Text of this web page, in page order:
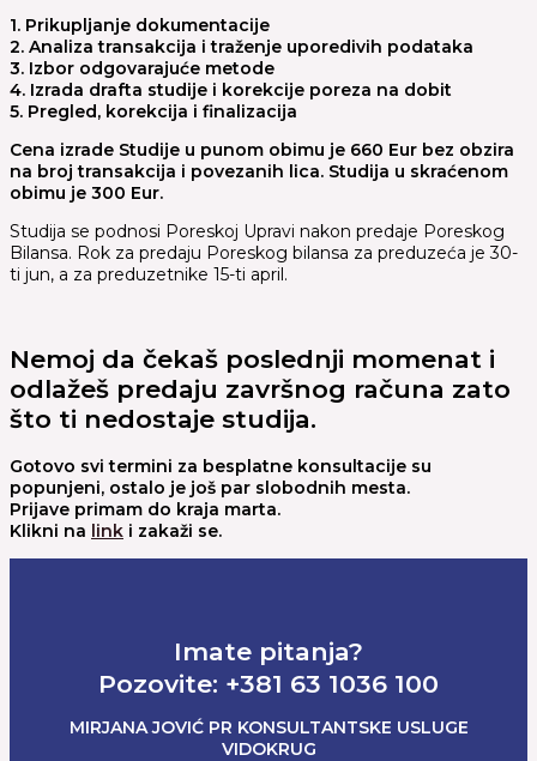
1. Prikupljanje dokumentacije
2. Analiza transakcija i traženje uporedivih podataka
3. Izbor odgovarajuće metode
4. Izrada drafta studije i korekcije poreza na dobit
5. Pregled, korekcija i finalizacija
Cena izrade Studije u punom obimu je 660 Eur bez obzira
na broj transakcija i povezanih lica. Studija u skraćenom
obimu je 300 Eur.
Studija se podnosi Poreskoj Upravi nakon predaje Poreskog
Bilansa. Rok za predaju Poreskog bilansa za preduzeća je 30-
ti jun, a za preduzetnike 15-ti april.
Nemoj da čekaš poslednji momenat i
odlažeš predaju završnog računa zato
što ti nedostaje studija.
Gotovo svi termini za besplatne konsultacije su
popunjeni, ostalo je još par slobodnih mesta.
Prijave primam do kraja marta.
Klikni na link i zakaži se.
Imate pitanja?
Pozovite: +381 63 1036 100
MIRJANA JOVIĆ PR KONSULTANTSKE USLUGE
VIDOKRUG